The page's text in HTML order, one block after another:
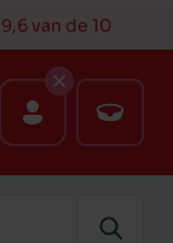
9,6 van de 10